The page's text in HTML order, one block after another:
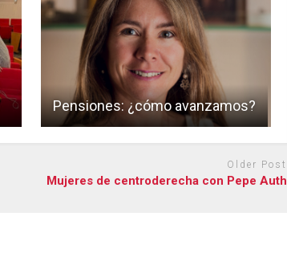
Pensiones: ¿cómo avanzamos?
Older Post
Mujeres de centroderecha con Pepe Auth